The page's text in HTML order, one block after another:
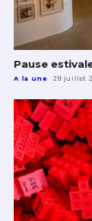
Pause
A la une 28 juillet